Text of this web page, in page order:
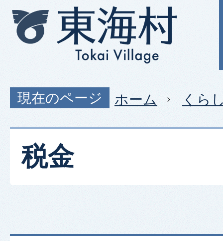
現在のページ ホーム くら
税金